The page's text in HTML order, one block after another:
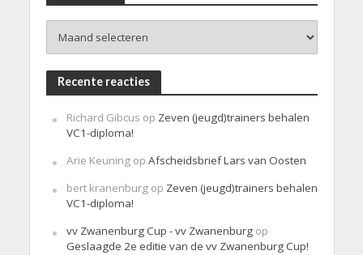
Recente reacties
Richard Gibcus op Zeven (jeugd)trainers behalen
VC1-diploma!
Arie Keuningop Afscheidsbrief Lars van Oosten
bert kranenburgop Zeven (jeugd)trainers behalen
VC1-diploma!
vv Zwanenburg Cup - vv Zwanenburgop
Geslaagde 2e editie van de vv Zwanenburg Cup!